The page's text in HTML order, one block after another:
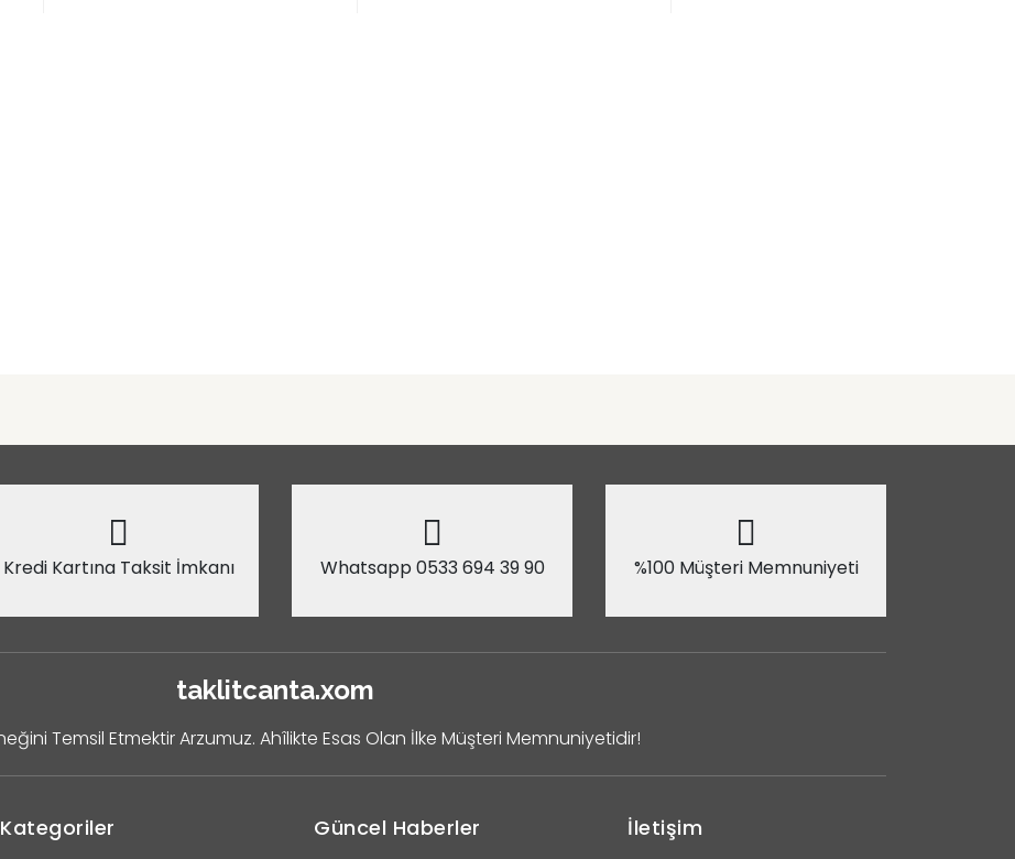
Kredi Kartına Taksit İmkanı Whatsapp 0533 694 39 90 %100 Müşteri Memnuniyeti
taklitcanta.xom
Temsil Etmektir Arzumuz. Ahîlikte Esas Olan İlke Müşteri Memnuniyetidir!
Kategoriler Güncel Haberler İletişim